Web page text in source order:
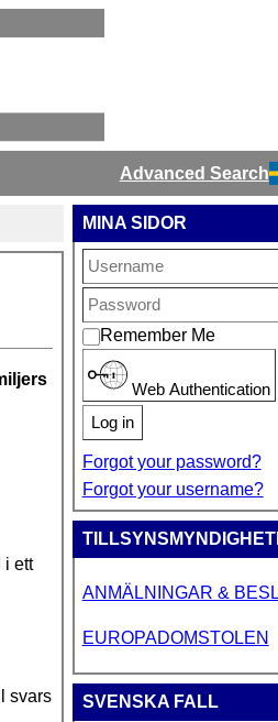
Advanced Search
i ett
svars
MINA SIDOR
Remember Me
Web Authentication
Log in
Forgot your password?
Forgot your username?
ANMÄLNINGAR &
EUROPADOMSTOLEN
SVENSKA FALL